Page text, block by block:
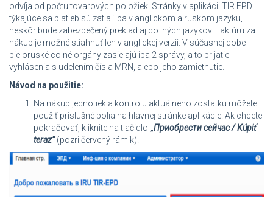
odvíja od počtu tovarových položiek. Stránky v aplikácii TIR EPD
týkajúce sa platieb sú zatiaľ iba v anglickom a ruskom jazyku,
neskôr bude zabezpečený preklad aj do iných jazykov. Faktúru za
nákup je možné stiahnuť len v anglickej verzii. V súčasnej dobe
bieloruské colné orgány zasielajú iba 2 správy, a to prijatie
vyhlásenia s udelením čísla MRN, alebo jeho zamietnutie.
Návod na použitie:
Na nákup jednotiek a kontrolu aktuálneho zostatku môžete
použiť príslušné polia na hlavnej stránke aplikácie. Ak chcete
pokračovať, kliknite na tlačidlo „Приобрести сейчас / Kúpiť
teraz“(pozri červený rámik).